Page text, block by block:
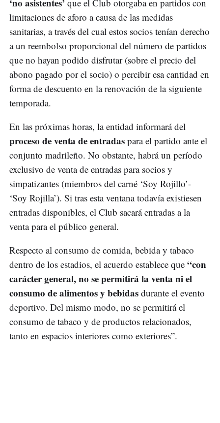
‘no asistentes’ que el Club otorgaba en partidos con
limitaciones de aforo a causa de las medidas
sanitarias, a través del cual estos socios tenían derecho
a un reembolso proporcional del número de partidos
que no hayan podido disfrutar (sobre el precio del
abono pagado por el socio) o percibir esa cantidad en
forma de descuento en la renovación de la siguiente
temporada.
En las próximas horas, la entidad informará del
proceso de venta de entradas para el partido ante el
conjunto madrileño. No obstante, habrá un período
exclusivo de venta de entradas para socios y
simpatizantes (miembros del carné ‘Soy Rojillo’-
‘Soy Rojilla’). Si tras esta ventana todavía existiesen
entradas disponibles, el Club sacará entradas a la
venta para el público general.
Respecto al consumo de comida, bebida y tabaco
dentro de los estadios, el acuerdo establece que “con
carácter general, no se permitirá la venta ni el
consumo de alimentos y bebidas durante el evento
deportivo. Del mismo modo, no se permitirá el
consumo de tabaco y de productos relacionados,
tanto en espacios interiores como exteriores”.